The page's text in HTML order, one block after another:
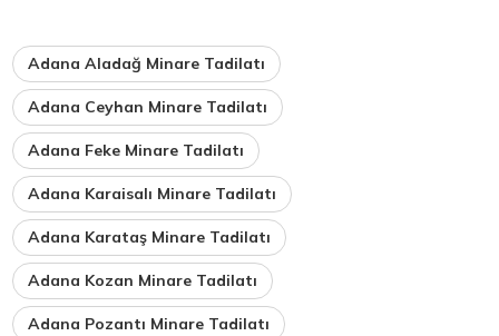
Adana Aladağ Minare Tadilatı
Adana Ceyhan Minare Tadilatı
Adana Feke Minare Tadilatı
Adana Karaisalı Minare Tadilatı
Adana Karataş Minare Tadilatı
Adana Kozan Minare Tadilatı
Adana Pozantı Minare Tadilatı